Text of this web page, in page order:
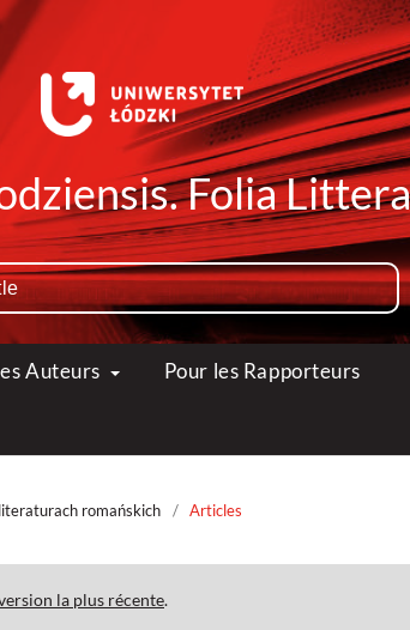
Folia
Auteurs Pour les Rapporteurs
romańskich / Articles
la plus récente.